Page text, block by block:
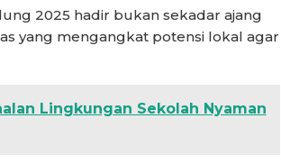
2025 hadir bukan sekadar ajang
yang mengangkat potensi lokal agar
Lingkungan Sekolah Nyaman